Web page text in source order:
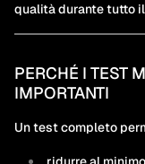
qualità durante tutto
PERCHÉ I TEST
IMPORTANTI
Un test completo